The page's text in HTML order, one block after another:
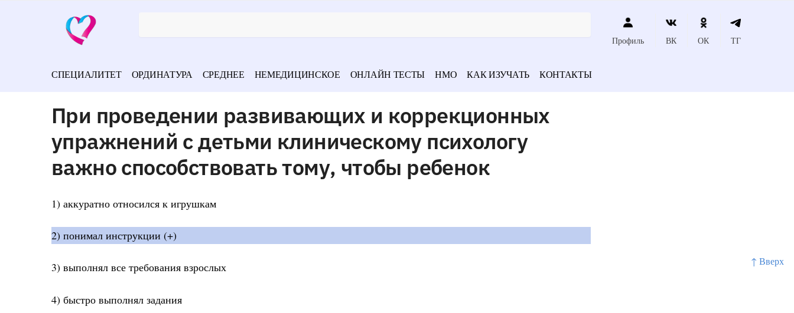
↑ Вверх
Профиль ВК ОК ТГ
СПЕЦИАЛИТЕТ ОРДИНАТУРА СРЕДНЕЕ НЕМЕДИЦИНСКОЕ ОНЛАЙН ТЕСТЫ НМО КАК ИЗУЧАТЬ КОНТАКТЫ
При проведении развивающих и коррекционных
упражнений с детьми клиническому психологу
важно способствовать тому, чтобы ребенок
1) аккуратно относился к игрушкам
2) понимал инструкции (+)
3) выполнял все требования взрослых
4) быстро выполнял задания